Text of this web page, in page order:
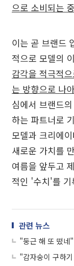
으로 소비되는 중
이는 곧 브랜드
적으로 모델의
감각을 적극적
는 방향으로 나
심에서 브랜드
하는 파트너로
모델과 크리에
새로운 가치를
여름을 앞두고
적인 '수치'를
관련 뉴스
"둥근 해 또 떴
"감자숭이 구하